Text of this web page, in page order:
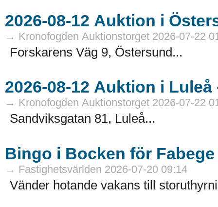
→ Kronofogden Auktionstorget 2026-07-22
Forskarens Väg 9, Östersund...
→ Kronofogden Auktionstorget 2026-07-22
Sandviksgatan 81, Luleå...
Bingo i Bocken för Fabege
→ Fastighetsvärlden 2026-07-20 09:14
Vänder hotande vakans till